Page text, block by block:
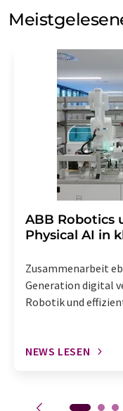
Meinungsforschung
Einwilligung können
Str. 2, 12489 Berlin
widerruf@lumitos.com
widerrufen. Zudem ist
Abbestellung des
enthalten.
​​​​​​​ABB Robotics
Physical AI in
Zusammenarbeit
Generation digital
Robotik und
NEWS LESEN